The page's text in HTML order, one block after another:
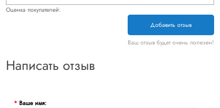
Оценка покупателей:
Добавить отзыв
Ваш отзыв будет очень полезен!
Написать отзыв
Ваше имя: